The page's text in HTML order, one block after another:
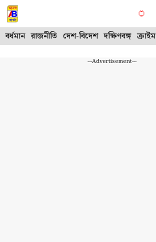
Skip
to
content
বর্ধমান রাজনীতি দেশ-বিদেশ দক্ষিণবঙ্গ ক্রাইম
---Advertisement---